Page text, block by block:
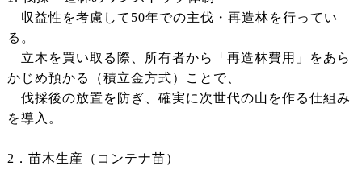
収益性を考慮して50年での主伐・再造林を行ってい
る。
立木を買い取る際、所有者から「再造林費用」をあら
かじめ預かる（積立金方式）ことで、
伐採後の放置を防ぎ、確実に次世代の山を作る仕組み
を導入。
2．苗木生産（コンテナ苗）